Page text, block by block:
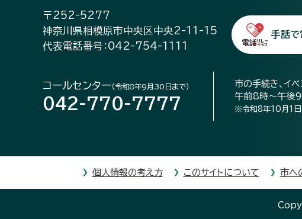
〒252-5277
神奈川県相模原市中央区中央2-11-15
代表電話番号：042-754-1111
手話で
コールセンター （令和8年9月30日まで）
042-770-7777
市の手続き、イ
午前8時～午後
※令和8年10月1日
個人情報の考え方 このサイトについて 市へ